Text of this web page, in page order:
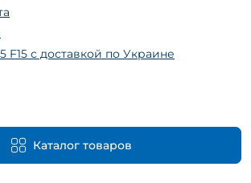
F15 с доставкой по Украине
Каталог товаров